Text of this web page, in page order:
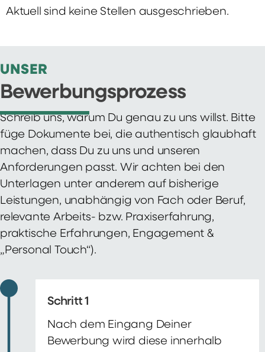
Aktuell sind keine Stellen ausgeschrieben.
UNSER
Bewerbungsprozess
Schreib uns, warum Du genau zu uns willst. Bitte
füge Dokumente bei, die authentisch glaubhaft
machen, dass Du zu uns und unseren
Anforderungen passt. Wir achten bei den
Unterlagen unter anderem auf bisherige
Leistungen, unabhängig von Fach oder Beruf,
relevante Arbeits- bzw. Praxiserfahrung,
praktische Erfahrungen, Engagement &
„Personal Touch“).
Schritt 1
Nach dem Eingang Deiner
Bewerbung wird diese innerhalb